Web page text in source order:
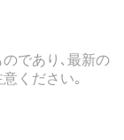
であり､最新の
ください｡